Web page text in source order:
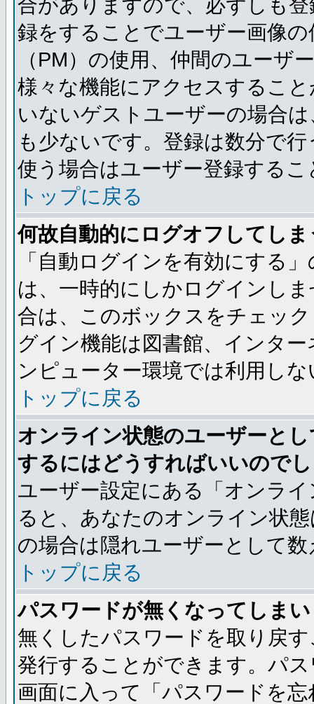
合がありますので、必ずしも
録をすることでユーザー画像
（PM）の使用、仲間のユーザ
様々な機能にアクセスするこ
いないゲストユーザーの場合
も少ないです。登録は数分で
使う場合はユーザー登録する
トップに戻る
何故自動的にログオフしてし
「自動ログインを有効にする
は、一時的にしかログインし
合は、このボックスをチェッ
グイン機能は図書館、インタ
ンピューター環境では利用し
トップに戻る
オンライン状態のユーザーと
するにはどうすればいいので
ユーザー設定にある「オンラ
ると、あなたのオンライン状
の場合は隠れユーザーとして
トップに戻る
パスワードが無くなってしま
無くしたパスワードを取り戻
発行することができます。パ
画面に入って「パスワードを